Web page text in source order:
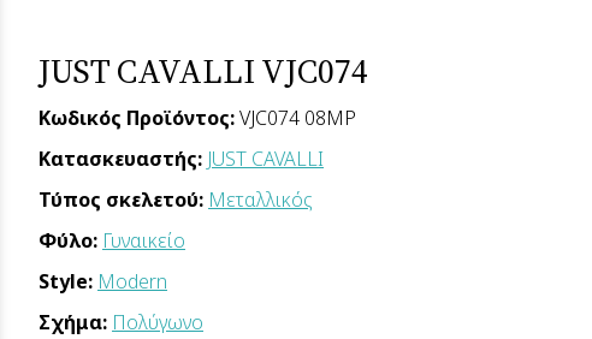
JUST CAVALLI VJC074
Κωδικός Προϊόντος:VJC074 08MP
Κατασκευαστής: JUST CAVALLI
Τύπος σκελετού: Μεταλλικός
Φύλο: Γυναικείο
Style: Modern
Σχήμα: Πολύγωνο